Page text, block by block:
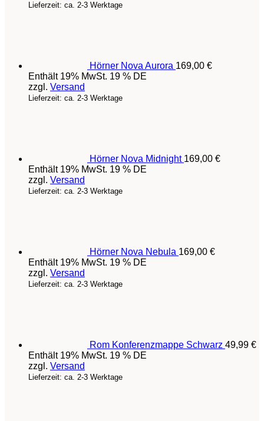
Lieferzeit: ca. 2-3 Werktage
Hörner Nova Aurora 169,00 €
Enthält 19% MwSt. 19 % DE
zzgl. Versand
Lieferzeit: ca. 2-3 Werktage
Hörner Nova Midnight 169,00 €
Enthält 19% MwSt. 19 % DE
zzgl. Versand
Lieferzeit: ca. 2-3 Werktage
Hörner Nova Nebula 169,00 €
Enthält 19% MwSt. 19 % DE
zzgl. Versand
Lieferzeit: ca. 2-3 Werktage
Rom Konferenzmappe Schwarz 49,99 €
Enthält 19% MwSt. 19 % DE
zzgl. Versand
Lieferzeit: ca. 2-3 Werktage